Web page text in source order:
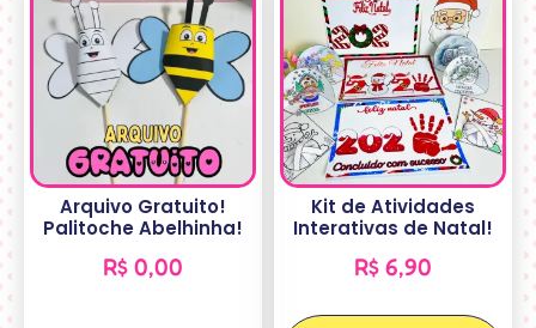
Arquivo Gratuito!
Palitoche Abelhinha!
R$ 0,00
Kit de Atividades
Interativas de Natal!
R$ 6,90